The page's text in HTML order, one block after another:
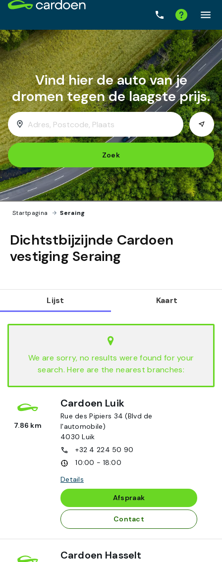
Startpagina › Seraing
Zoek
Dichtstbijzijnde Cardoen
vestiging Seraing
Lijst Kaart
We are sorry, no results were found for your
search. Here are the nearest branches:
7.86 km
Cardoen Luik
Rue des Pipiers 34 (Blvd de
l'automobile)
4030Luik
+32 4 224 50 90
10:00 - 18:00
Details
Afspraak
Contact
Cardoen Hasselt